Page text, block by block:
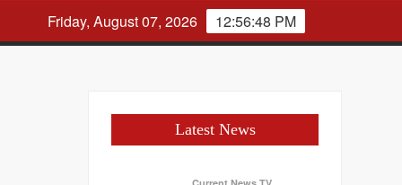
12:56:49 PM
Friday, August 07, 2026
Latest News